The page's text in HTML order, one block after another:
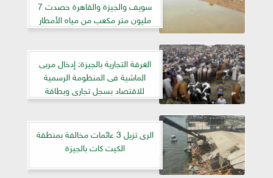
سويف والجيزة والقاهرة حصدت 7
مليون متر مكعب من مياه الأمطار
الغرفة التجارية بالجيزة: إدخال مربى
الماشية فى المنظومة الرسمية
للاقتصاد بسجل تجارى وبطاقة
ضريبية
الرى تزيل 3 عائمات مخالفة بمنطقة
الكيت كات بالجيزة